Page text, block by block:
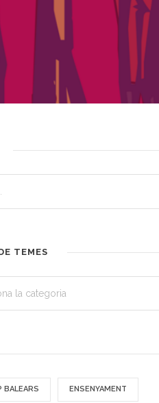
TEMES
BALEARS ENSENYAMENT